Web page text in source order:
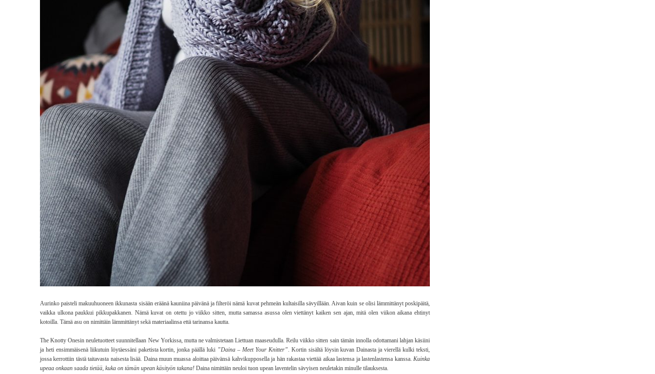
Aurinko paisteli makuuhuoneen ikkunasta sisään eräänä kauniina päivänä ja filteröi nämä kuvat pehmeän kultaisilla sävyillään. Aivan kuin se olisi lämmittänyt poskipäitä,
vaikka ulkona paukkui pikkupakkanen. Nämä kuvat on otettu jo viikko sitten, mutta samassa asussa olen viettänyt kaiken sen ajan, mitä olen viikon aikana ehtinyt
kotoilla. Tämä asu on nimittäin lämmittänyt sekä materiaalinsa että tarinansa kautta.
The Knotty Onesin neuletuotteet suunnitellaan New Yorkissa, mutta ne valmistetaan Liettuan maaseudulla. Reilu viikko sitten sain tämän innolla odottamani lahjan käsiini
ja heti ensimmäisenä liikutuin löytäessäni paketista kortin, jonka päällä luki ”Daina – Meet Your Knitter”. Kortin sisältä löysin kuvan Dainasta ja vierellä kulki teksti,
jossa kerrottiin tästä taitavasta naisesta lisää. Daina muun muassa aloittaa päivänsä kahvikupposella ja hän rakastaa viettää aikaa lastensa ja lastenlastensa kanssa. Kuinka
upeaa onkaan saada tietää, kuka on tämän upean käsityön takana! Daina nimittäin neuloi tuon upean laventelin sävyisen neuletakin minulle tilauksesta.